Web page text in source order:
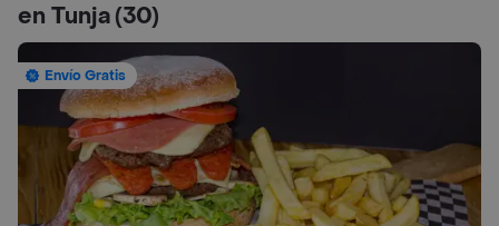
en Tunja(30)
Envío Gratis